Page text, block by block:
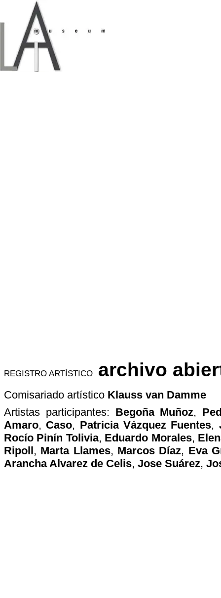
REGISTRO ARTÍSTICO archivo
Comisariado artístico Klauss van Damme
Artistas participantes: Begoña Muñoz,
Amaro, Caso, Patricia Vázquez Fuentes,
Rocío Pinín Tolivia, Eduardo Morales,
Ripoll, Marta Llames, Marcos Díaz, Eva
Arancha Alvarez de Celis, Jose Suárez,